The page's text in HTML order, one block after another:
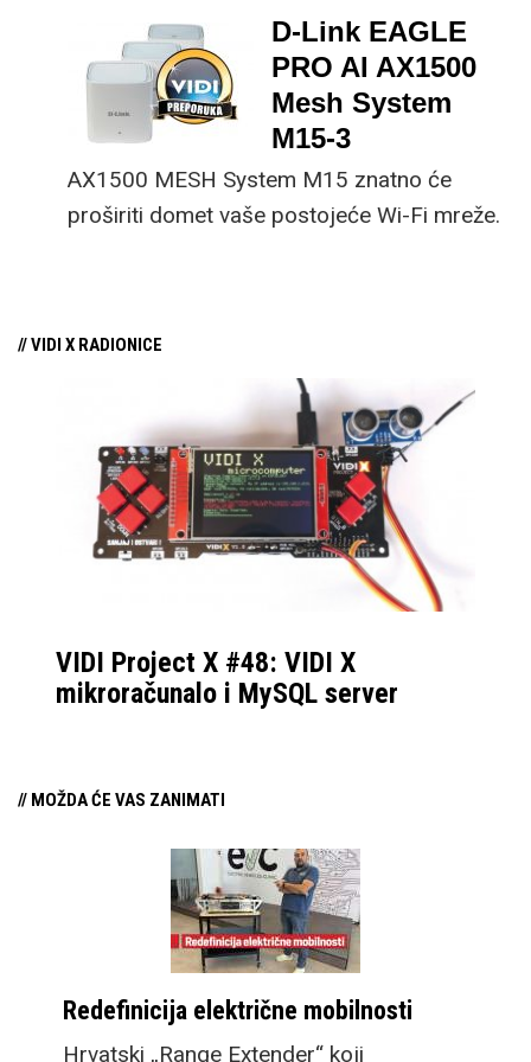
sustav s jednim
satelitom, mislili smo na
ovaj D-Link E15 komad
hardvera.
D-Link EAGLE
PRO AI AX1500
Mesh System
M15-3
AX1500 MESH System M15 znatno će
proširiti domet vaše postojeće Wi-Fi mreže.
udaljenim dijelovima vaše kuće. S ova tri
satelita u idealnim uvjetima možete pokriti
područje od 500 metara kvadratnih.
// VIDI X RADIONICE
VIDI Project X #48: VIDI X
mikroračunalo i MySQL server
// MOŽDA ĆE VAS ZANIMATI
Redefinicija električne mobilnosti
Hrvatski „Range Extender“ koji